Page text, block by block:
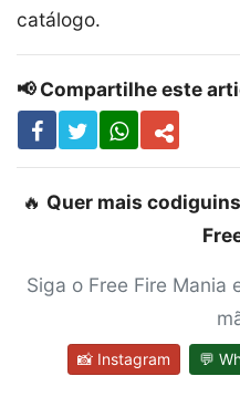
catálogo.
📢 Compartilhe este
🔥 Quer mais
Siga o Free Fire Mania
📸 Instagram 💬